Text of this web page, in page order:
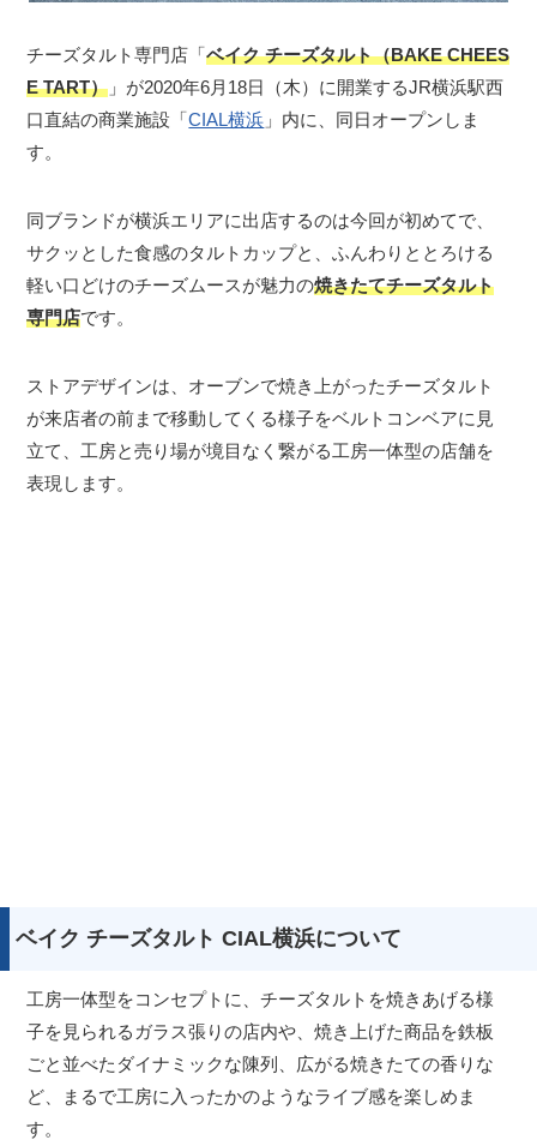
チーズタルト専門店「ベイク チーズタルト（BAKE CHEES
E TART） 」が2020年6月18日（木）に開業するJR横浜駅西
口直結の商業施設「CIAL横浜 」内に、同日オープンしま
す。
同ブランドが横浜エリアに出店するのは今回が初めてで、
サクッとした食感のタルトカップと、ふんわりととろける
軽い口どけのチーズムースが魅力の焼きたてチーズタルト
専門店です。
ストアデザインは、オーブンで焼き上がったチーズタルト
が来店者の前まで移動してくる様子をベルトコンベアに見
立て、工房と売り場が境目なく繋がる工房一体型の店舗を
表現します。
ベイク チーズタルト CIAL横浜について
工房一体型をコンセプトに、チーズタルトを焼きあげる様
子を見られるガラス張りの店内や、焼き上げた商品を鉄板
ごと並べたダイナミックな陳列、広がる焼きたての香りな
ど、まるで工房に入ったかのようなライブ感を楽しめま
す。